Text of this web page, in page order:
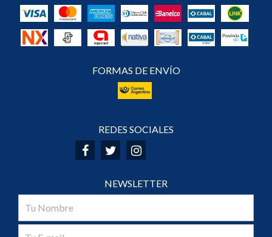
FORMAS DE ENVÍO
REDES SOCIALES
NEWSLETTER